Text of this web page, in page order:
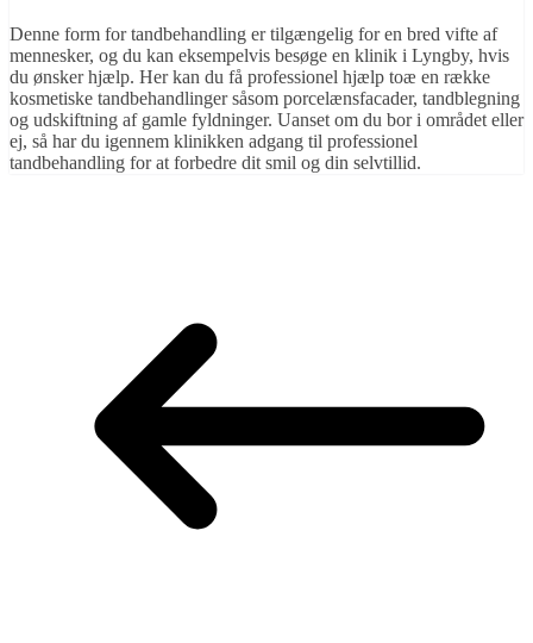
Denne form for tandbehandling er tilgængelig for en bred vifte af
mennesker, og du kan eksempelvis besøge en klinik i Lyngby, hvis
du ønsker hjælp. Her kan du få professionel hjælp toæ en række
kosmetiske tandbehandlinger såsom porcelænsfacader, tandblegning
og udskiftning af gamle fyldninger. Uanset om du bor i området eller
ej, så har du igennem klinikken adgang til professionel
tandbehandling for at forbedre dit smil og din selvtillid.